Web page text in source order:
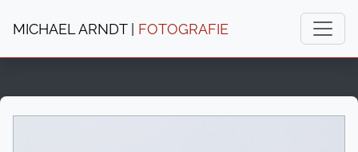
MICHAEL ARNDT | FOTOGRAFIE